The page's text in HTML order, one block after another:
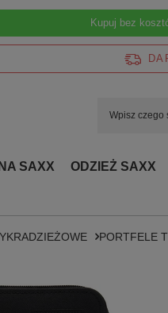
Kupuj bez
SAXX ODZIEŻ SAXX
PORTFELE